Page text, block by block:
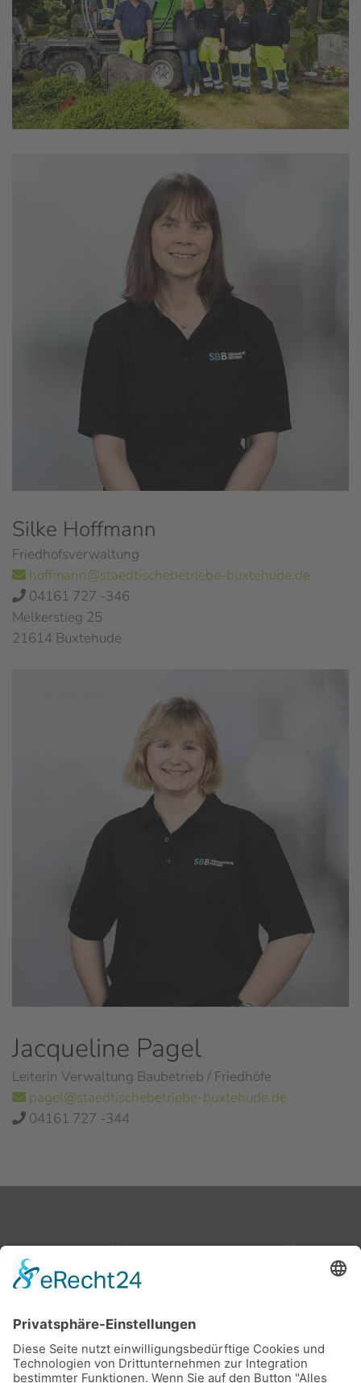
Silke Hoffmann
Friedhofsverwaltung
hoffmann@staedtischebetriebe-buxtehude.de
04161 727 -346
Melkerstieg 25
21614 Buxtehude
Jacqueline Pagel
Leiterin Verwaltung Baubetrieb / Friedhöfe
pagel@staedtischebetriebe-buxtehude.de
04161 727 -344
Waldfriedhof Buxtehude
, Heitmannsweg, 21614
Buxtehude